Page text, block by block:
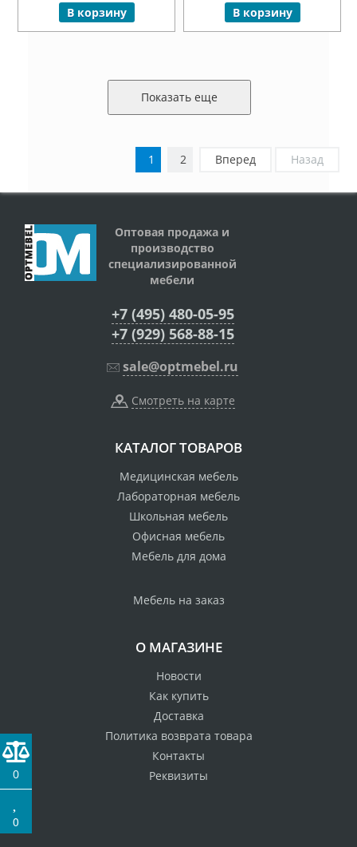
В корзину В корзину
Показать еще
Назад
1 2 Вперед
Оптовая продажа и
производство
специализированной
мебели
+7 (495) 480-05-95
+7 (929) 568-88-15
sale@optmebel.ru
Смотреть на карте
КАТАЛОГ ТОВАРОВ
Медицинская мебель
Лабораторная мебель
Школьная мебель
Офисная мебель
Мебель для дома
Мебель на заказ
О МАГАЗИНЕ
Новости
Как купить
Доставка
Политика возврата товара
Контакты
Реквизиты
0
0